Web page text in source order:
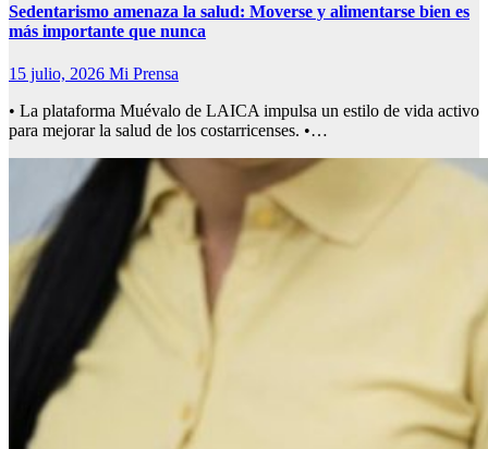
Sedentarismo amenaza la salud: Moverse y alimentarse bien es
más importante que nunca
15 julio, 2026 Mi Prensa
• La plataforma Muévalo de LAICA impulsa un estilo de vida activo
para mejorar la salud de los costarricenses. •…